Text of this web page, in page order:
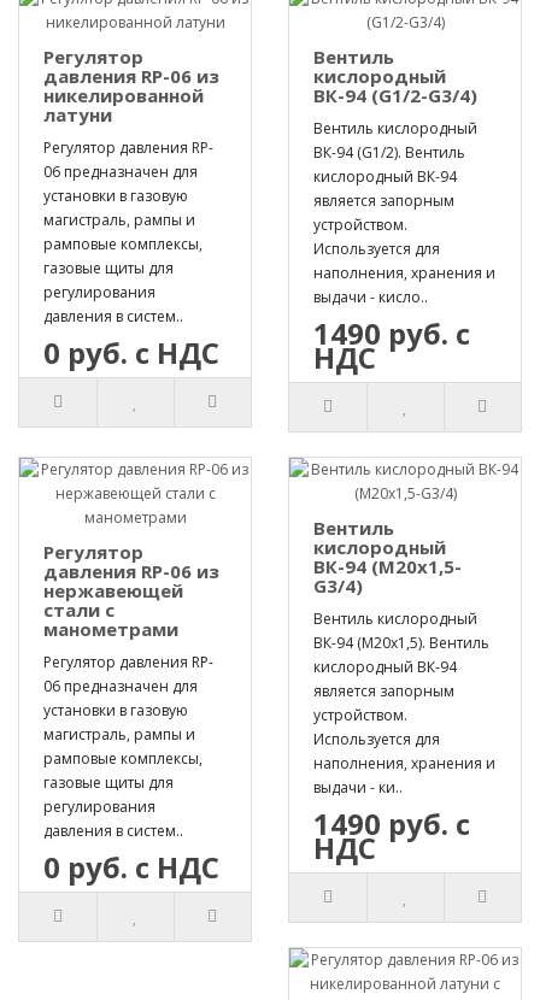
Регулятор
давления RP-06 из
никелированной
латуни
Регулятор давления RP-
06 предназначен для
установки в газовую
магистраль, рампы и
рамповые комплексы,
газовые щиты для
регулирования
давления в систем..
0 руб. с НДС
Вентиль
кислородный
ВК-94 (G1/2-G3/4)
Вентиль кислородный
ВК-94 (G1/2). Вентиль
кислородный ВК-94
является запорным
устройством.
Используется для
наполнения, хранения и
выдачи - кисло..
1490 руб. с
НДС
Регулятор
давления RP-06 из
нержавеющей
стали с
манометрами
Регулятор давления RP-
06 предназначен для
установки в газовую
магистраль, рампы и
рамповые комплексы,
газовые щиты для
регулирования
давления в систем..
0 руб. с НДС
Вентиль
кислородный
ВК-94 (М20х1,5-
G3/4)
Вентиль кислородный
ВК-94 (М20х1,5). Вентиль
кислородный ВК-94
является запорным
устройством.
Используется для
наполнения, хранения и
выдачи - ки..
1490 руб. с
НДС